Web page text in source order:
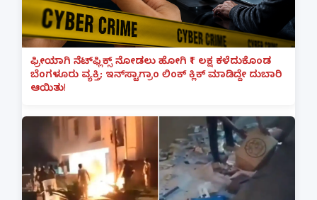
ಫ್ರೀಯಾಗಿ ನೆಟ್‌ಫ್ಲಿಕ್ಸ್ ನೋಡಲು ಹೋಗಿ ₹1 ಲಕ್ಷ ಕಳೆದುಕೊಂಡ
ಬೆಂಗಳೂರು ವ್ಯಕ್ತಿ; ಇನ್‌ಸ್ಟಾಗ್ರಾಂ ಲಿಂಕ್ ಕ್ಲಿಕ್ ಮಾಡಿದ್ದೇ ದುಬಾರಿ
ಆಯಿತು!